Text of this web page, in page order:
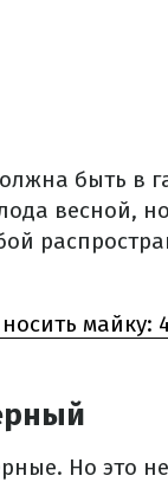
быть в
весной,
Но это